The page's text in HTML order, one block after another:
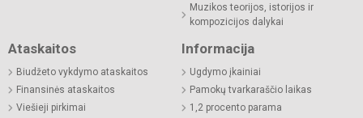
Muzikos teorijos, istorijos ir
kompozicijos dalykai
Ataskaitos
Biudžeto vykdymo ataskaitos
Finansinės ataskaitos
Viešieji pirkimai
Informacija
Ugdymo įkainiai
Pamokų tvarkaraščio laikas
1,2 procento parama